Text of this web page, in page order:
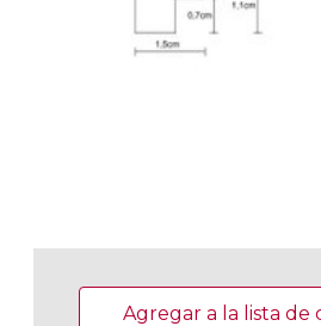
actuales:Agregar a la lista de